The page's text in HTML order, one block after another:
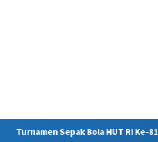
RI Ke-81 di Kecamatan Tanggetada